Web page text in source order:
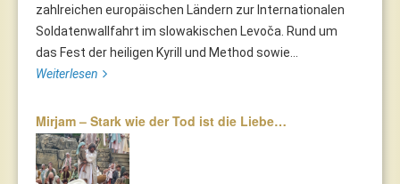
zahlreichen europäischen Ländern zur Internationalen
Soldatenwallfahrt im slowakischen Levoča. Rund um
das Fest der heiligen Kyrill und Method sowie...
Weiterlesen
Mirjam – Stark wie der Tod ist die Liebe…